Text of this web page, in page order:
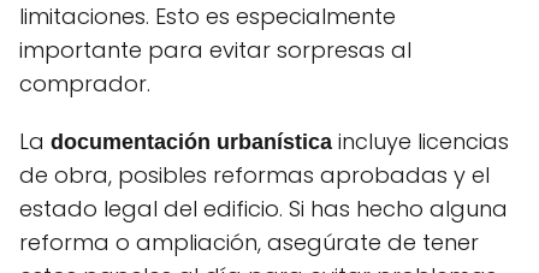
limitaciones. Esto es especialmente
importante para evitar sorpresas al
comprador.
La documentación urbanística incluye licencias
de obra, posibles reformas aprobadas y el
estado legal del edificio. Si has hecho alguna
reforma o ampliación, asegúrate de tener